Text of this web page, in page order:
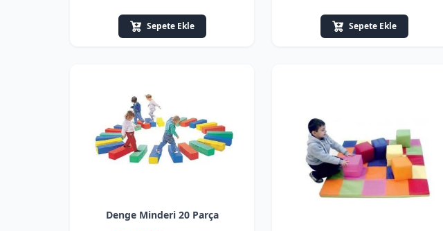
Sepete Ekle Sepete Ekle
Denge Minderi 20 Parça